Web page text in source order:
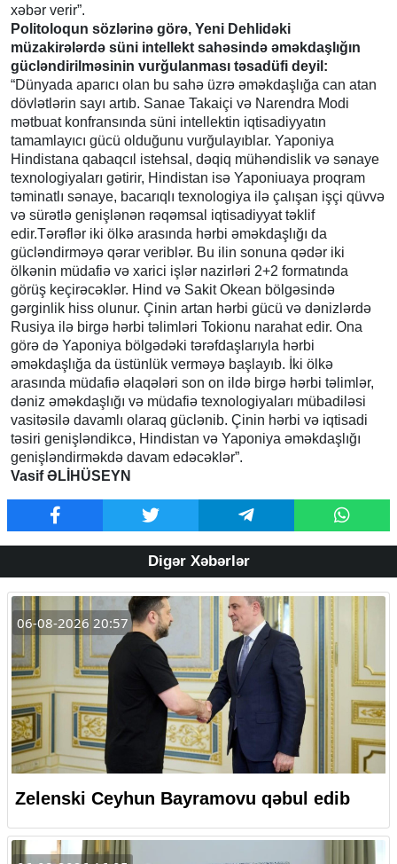
xəbər verir”.
Politoloqun sözlərinə görə, Yeni Dehlidəki
müzakirələrdə süni intellekt sahəsində əməkdaşlığın
gücləndirilməsinin vurğulanması təsadüfi deyil:
“Dünyada aparıcı olan bu sahə üzrə əməkdaşlığa can atan
dövlətlərin sayı artıb. Sanae Takaiçi və Narendra Modi
mətbuat konfransında süni intellektin iqtisadiyyatın
tamamlayıcı gücü olduğunu vurğulayıblar. Yaponiya
Hindistana qabaqcıl istehsal, dəqiq mühəndislik və sənaye
texnologiyaları gətirir, Hindistan isə Yaponiuaya proqram
təminatlı sənaye, bacarıqlı texnologiya ilə çalışan işçi qüvvə
və sürətlə genişlənən rəqəmsal iqtisadiyyat təklif
edir.Tərəflər iki ölkə arasında hərbi əməkdaşlığı da
gücləndirməyə qərar veriblər. Bu ilin sonuna qədər iki
ölkənin müdafiə və xarici işlər nazirləri 2+2 formatında
görüş keçirəcəklər. Hind və Sakit Okean bölgəsində
gərginlik hiss olunur. Çinin artan hərbi gücü və dənizlərdə
Rusiya ilə birgə hərbi təlimləri Tokionu narahat edir. Ona
görə də Yaponiya bölgədəki tərəfdaşlarıyla hərbi
əməkdaşlığa da üstünlük verməyə başlayıb. İki ölkə
arasında müdafiə əlaqələri son on ildə birgə hərbi təlimlər,
dəniz əməkdaşlığı və müdafiə texnologiyaları mübadiləsi
vasitəsilə davamlı olaraq güclənib. Çinin hərbi və iqtisadi
təsiri genişləndikcə, Hindistan və Yaponiya əməkdaşlığı
genişləndirməkdə davam edəcəklər”.
Vasif ƏLİHÜSEYN
Digər Xəbərlər
06-08-2026 20:57
Zelenski Ceyhun Bayramovu qəbul edib